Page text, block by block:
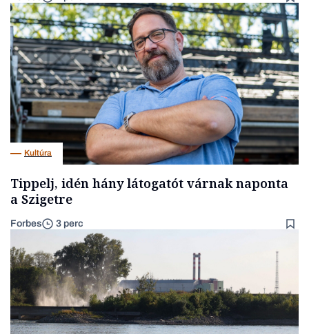
Kultúra
Tippelj, idén hány látogatót várnak naponta
a Szigetre
Forbes 3 perc